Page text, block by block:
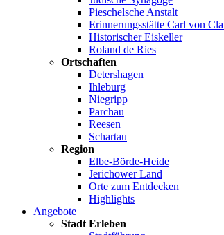
Pieschelsche Anstalt
Erinnerungsstätte Carl von
Historischer Eiskeller
Roland de Ries
Ortschaften
Detershagen
Ihleburg
Niegripp
Parchau
Reesen
Schartau
Region
Elbe-Börde-Heide
Jerichower Land
Orte zum Entdecken
Highlights
Angebote
Stadt Erleben